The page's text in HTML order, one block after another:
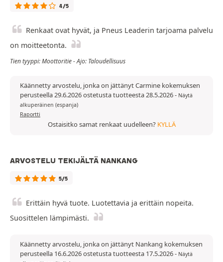
4/5
Renkaat ovat hyvät, ja Pneus Leaderin tarjoama palvelu
on moitteetonta.
Tien tyyppi: Moottoritie - Ajo: Taloudellisuus
Käännetty arvostelu, jonka on jättänyt Carmine kokemuksen
perusteella 29.6.2026 ostetusta tuotteesta 28.5.2026- Näytä
alkuperäinen (espanja)
Raportti
Ostaisitko samat renkaat uudelleen? KYLLÄ
ARVOSTELU TEKIJÄLTÄ NANKANG
5/5
Erittäin hyvä tuote. Luotettavia ja erittäin nopeita.
Suosittelen lämpimästi.
Käännetty arvostelu, jonka on jättänyt Nankang kokemuksen
perusteella 16.6.2026 ostetusta tuotteesta 17.5.2026- Näytä